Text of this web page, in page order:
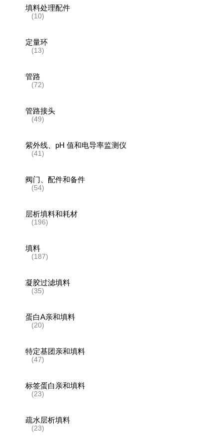
填料处理配件
(10)
定量环
(13)
管路
(72)
管路接头
(49)
紫外线、pH 值和电导率监测仪
(41)
阀门、配件和备件
(54)
层析填料和耗材
(196)
填料
(187)
凝胶过滤填料
(35)
蛋白A亲和填料
(20)
特定基团亲和填料
(47)
标签蛋白亲和填料
(23)
疏水层析填料
(23)